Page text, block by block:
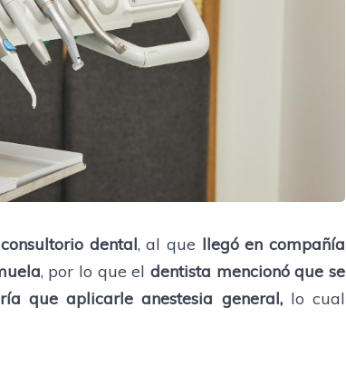
dental, al que llegó en compañía
, por lo que eldentista mencionó que se
que aplicarle anestesia general,lo cual